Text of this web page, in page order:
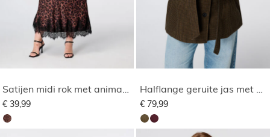
Satijen midi rok met animal print
€ 39,99
Halflange geruite jas met opstaande kraag
€ 79,99